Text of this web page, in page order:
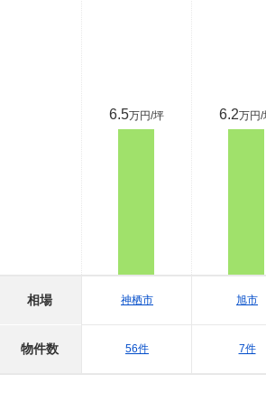
相場
物件数
6.5万円/坪
神栖市
56件
6.2万円/
旭市
7件